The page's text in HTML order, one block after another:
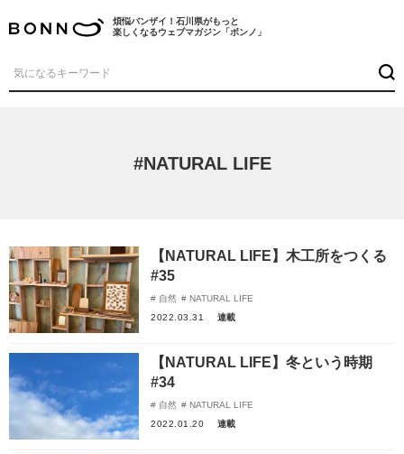
煩悩バンザイ！石川県がもっと
楽しくなるウェブマガジン「ボンノ」
#NATURAL LIFE
【NATURAL LIFE】木工所をつくる
#35
自然
NATURAL LIFE
2022.03.31
連載
【NATURAL LIFE】冬という時期
#34
自然
NATURAL LIFE
2022.01.20
連載